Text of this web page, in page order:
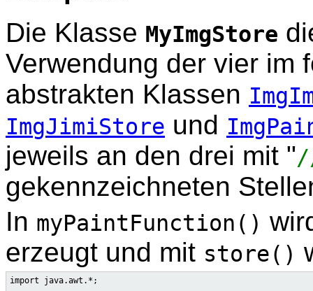
Die Klasse MyImgStore
Verwendung der vier im
abstrakten Klassen
ImgJimiStore und
jeweils an den drei mit "
gekennzeichneten
In myPaintFunction()
erzeugt und mit store()
import java.awt.*;